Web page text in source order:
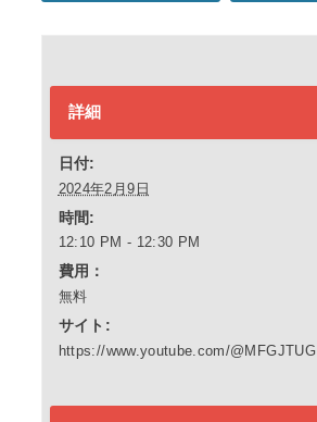
詳細
日付:
2024年2月9日
時間:
12:10 PM - 12:30 PM
費用：
無料
サイト:
https://www.youtube.com/@MFGJTUG